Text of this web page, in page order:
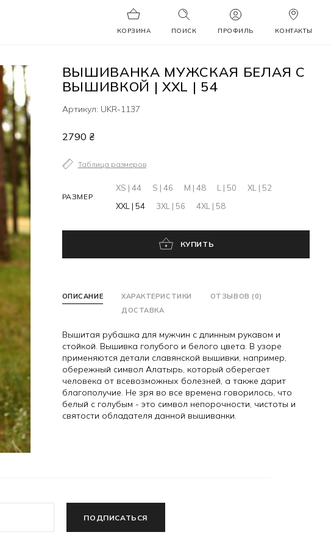
КОРЗИНА ПОИСК ПРОФИЛЬ КОНТАКТЫ
ВЫШИВАНКА МУЖСКАЯ БЕЛАЯ С
ВЫШИВКОЙ | XXL | 54
Артикул: UKR-1137
2790 ₴
Таблица размеров
РАЗМЕР
XS | 44 S | 46 M | 48 L | 50
XL | 52
XXL | 54
3XL | 56 4XL | 58
КУПИТЬ
ОПИСАНИЕ ХАРАКТЕРИСТИКИ
ОТЗЫВОВ (0)
ДОСТАВКА
Вышитая рубашка для мужчин с длинным рукавом и
стойкой. Вышивка голубого и белого цвета. В узоре
применяются детали славянской вышивки, например,
обережный символ Алатырь, который оберегает
человека от всевозможных болезней, а также дарит
благополучие. Не зря во все времена говорилось, что
белый с голубым - это символ непорочности, чистоты и
святости обладателя данной вышиванки.
ПОДПИСАТЬСЯ